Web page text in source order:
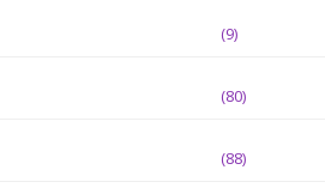
(9)
(80)
(88)